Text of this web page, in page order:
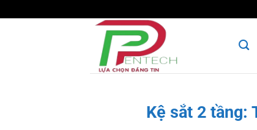
qua
Kệ sắt 2 tầng: